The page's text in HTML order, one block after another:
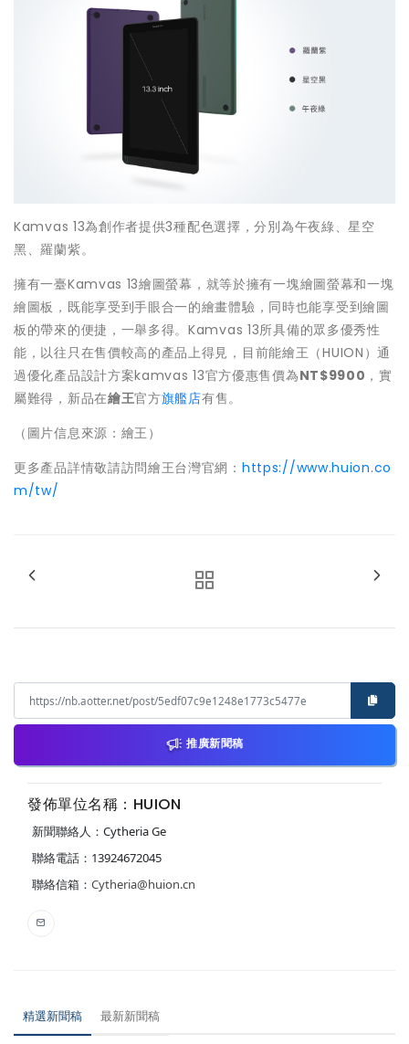
Kamvas 13為創作者提供3種配色選擇，分別為午夜綠、星空
黑、羅蘭紫。
擁有一臺Kamvas 13繪圖螢幕，就等於擁有一塊繪圖螢幕和一塊
繪圖板，既能享受到手眼合一的繪畫體驗，同時也能享受到繪圖
板的帶來的便捷，一舉多得。Kamvas 13所具備的眾多優秀性
能，以往只在售價較高的產品上得見，目前能繪王（HUION）通
過優化產品設計方案kamvas 13官方優惠售價為NT$9900 ，實
屬難得，新品在繪王官方旗艦店有售。
（圖片信息來源：繪王）
更多產品詳情敬請訪問繪王台灣官網： https://www.huion.co
m/tw/
推廣新聞稿
發佈單位名稱：HUION
新聞聯絡人：Cytheria Ge
聯絡電話：13924672045
聯絡信箱： Cytheria@huion.cn
精選新聞稿 最新新聞稿